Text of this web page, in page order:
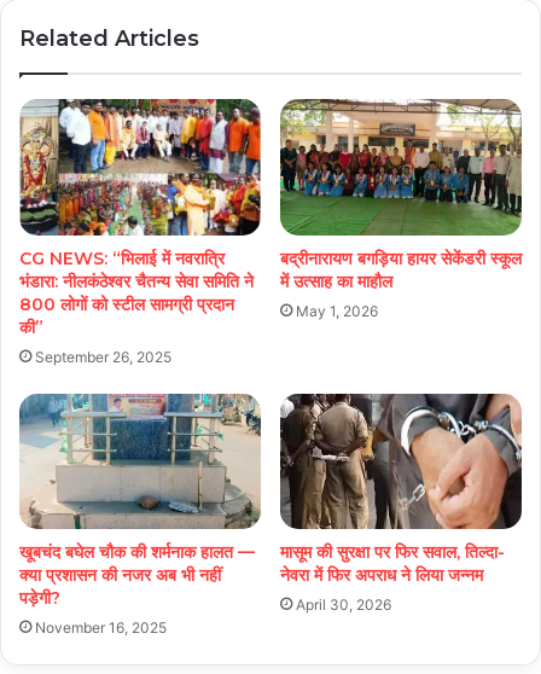
Related Articles
CG NEWS: “भिलाई में नवरात्रि
भंडारा: नीलकंठेश्वर चैतन्य सेवा समिति ने
800 लोगों को स्टील सामग्री प्रदान
की”
September 26, 2025
बद्रीनारायण बगड़िया हायर सेकेंडरी स्कूल
में उत्साह का माहौल
May 1, 2026
खूबचंद बघेल चौक की शर्मनाक हालत —
क्या प्रशासन की नजर अब भी नहीं
पड़ेगी?
November 16, 2025
मासूम की सुरक्षा पर फिर सवाल, तिल्दा-
नेवरा में फिर अपराध ने लिया जन्नम
April 30, 2026